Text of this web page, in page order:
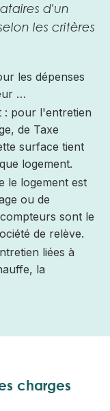
d'un
les critères
les dépenses
…
: pour l'entretien
de Taxe
surface tient
logement.
le logement est
ou de
sont le
de relève.
liées à
la
charges